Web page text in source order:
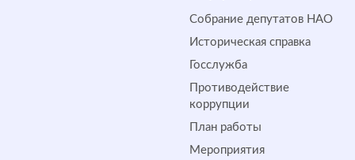
Собрание депутатов НАО
Историческая справка
Госслужба
Противодействие
коррупции
План работы
Мероприятия